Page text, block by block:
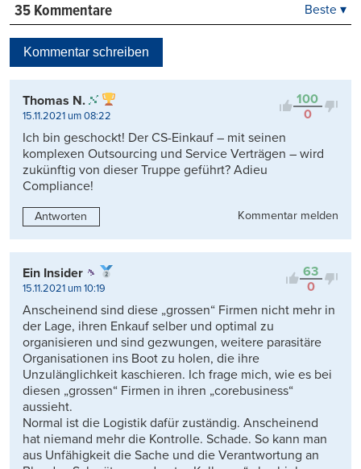
35 Kommentare
Kontrovers
Beste ▾
Kommentar schreiben
100
0
Thomas N.
15.11.2021 um 08:22
Ich bin geschockt! Der CS-Einkauf – mit seinen
komplexen Outsourcing und Service Verträgen – wird
zukünftig von dieser Truppe geführt? Adieu
Compliance!
Antworten Kommentar melden
63
0
Ein Insider
15.11.2021 um 10:19
Anscheinend sind diese „grossen“ Firmen nicht mehr in
der Lage, ihren Enkauf selber und optimal zu
organisieren und sind gezwungen, weitere parasitäre
Organisationen ins Boot zu holen, die ihre
Unzulänglichkeit kaschieren. Ich frage mich, wie es bei
diesen „grossen“ Firmen in ihren „corebusiness“
aussieht.
Normal ist die Logistik dafür zuständig. Anscheinend
hat niemand mehr die Kontrolle. Schade. So kann man
aus Unfähigkeit die Sache und die Verantwortung an